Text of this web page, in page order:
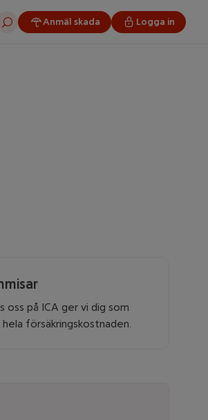
Sök Anmäl skada Logga in
oss på ICA ger vi dig som
hela försäkringskostnaden.